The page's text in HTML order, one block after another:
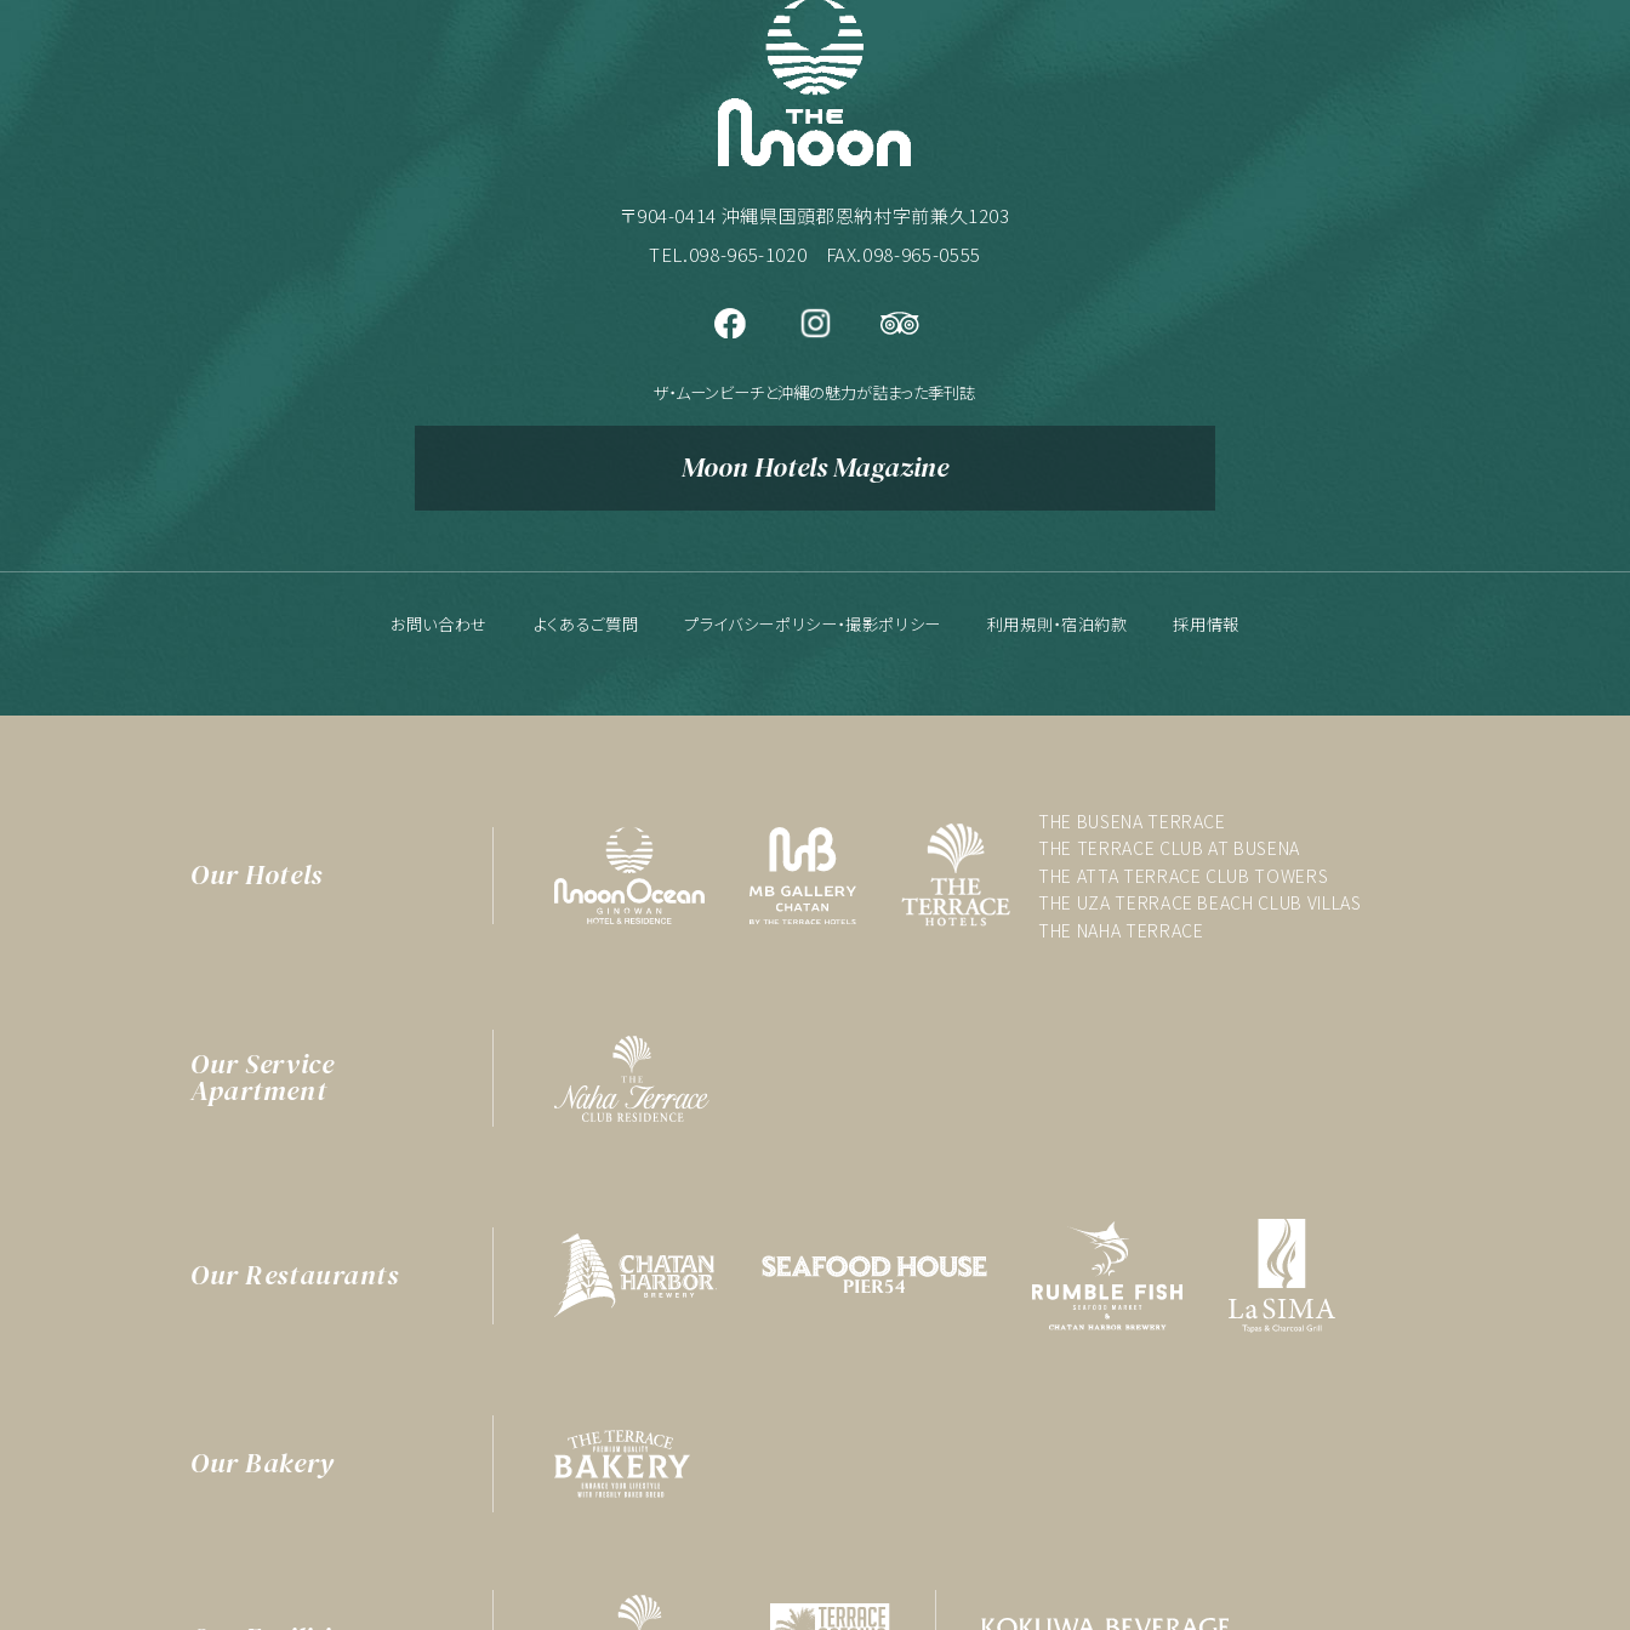
〒904-0414 沖縄県国頭郡恩納村字前兼久1203
TEL.098-965-1020 FAX.098-965-0555
ザ・ムーンビーチと沖縄の魅力が詰まった季刊誌
Moon Hotels Magazine
お問い合わせ よくあるご質問 プライバシーポリシー・撮影ポリシー 利用規則・宿泊約款 採用情報
Our Hotels
THE BUSENA TERRACE
THE TERRACE CLUB AT BUSENA
THE ATTA TERRACE CLUB TOWERS
THE UZA TERRACE BEACH CLUB VILLAS
THE NAHA TERRACE
Our Service
Apartment
Our Restaurants
Our Bakery